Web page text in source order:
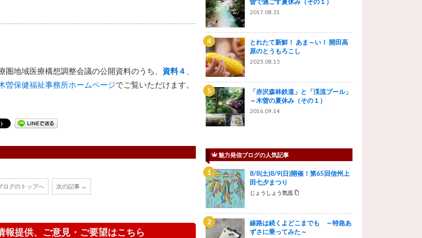
地域医療構想調整会議の公開資料のうち、 資料４
曽保健福祉事務所ホームページでご覧いただけます。
ログのトップへ 次の記事 →
報提供、ご意見・ご要望はこちら
曽で過ごす夏休み（その１）
2017.08.31
とれたて新鮮！ あま～い！ 開田高
原のとうもろこし
2025.08.15
「赤沢森林鉄道」と「渓流プール」
～木曽の夏休み（その１）
2016.09.14
魅力発信ブログの人気記事
8/8(土)8/9(日)開催！第65回信州上
田七夕まつり
じょうしょう気流
線路は続くよどこまでも ～特急あ
ずさに乗ってみた～